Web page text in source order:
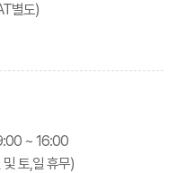
별도)
~ 16:00
토,일 휴무)